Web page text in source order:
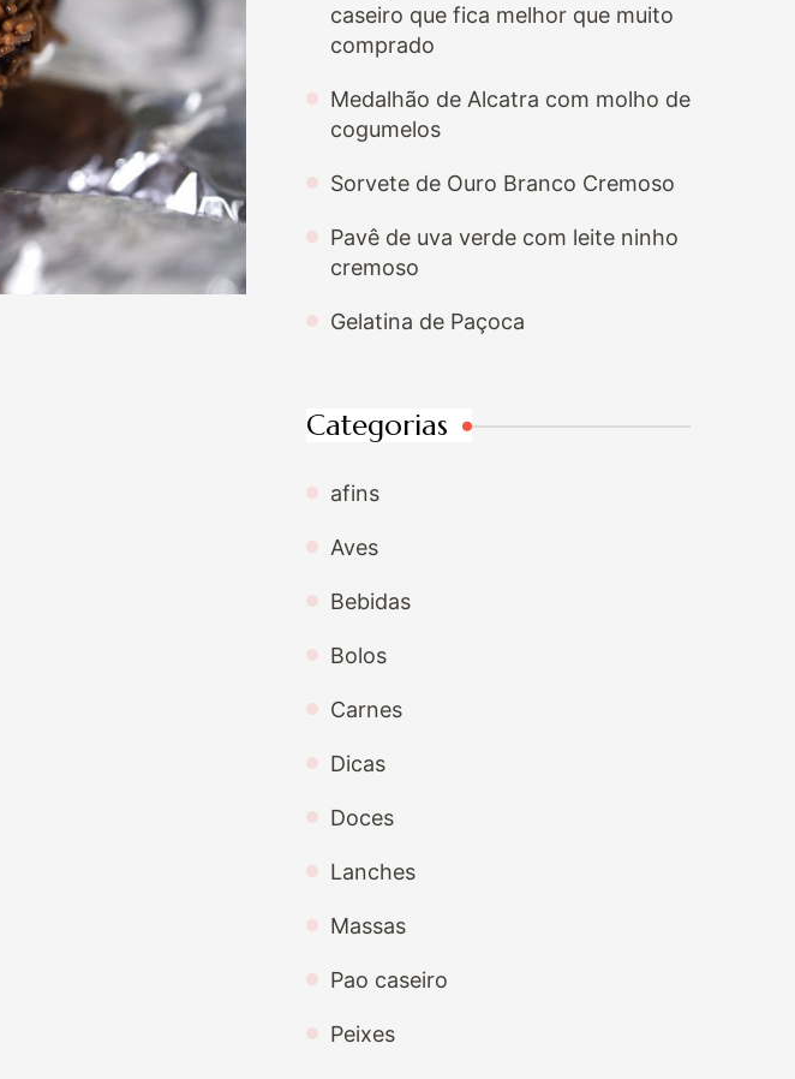
caseiro que fica melhor que muito
comprado
Medalhão de Alcatra com molho de
cogumelos
Sorvete de Ouro Branco Cremoso
Pavê de uva verde com leite ninho
cremoso
Gelatina de Paçoca
Categorias
afins
Aves
Bebidas
Bolos
Carnes
Dicas
Doces
Lanches
Massas
Pao caseiro
Peixes